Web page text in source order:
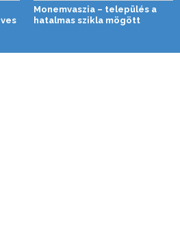
Monemvaszia – település a
hatalmas szikla mögött